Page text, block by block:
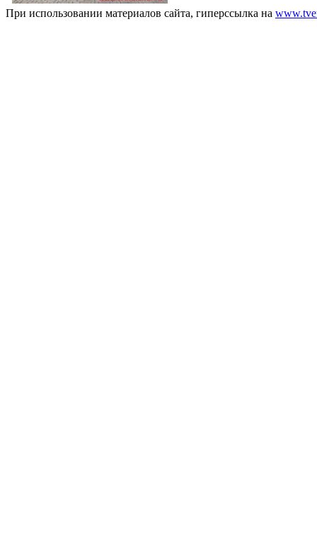
При использовании материалов сайта, гиперссылка на